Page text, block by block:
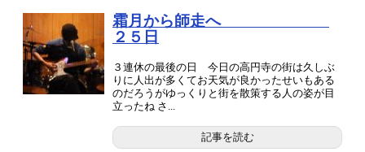
霜月から師走へ
２５日
３連休の最後の日 今日の高円寺の街は久しぶ
りに人出が多くてお天気が良かったせいもある
のだろうがゆっくりと街を散策する人の姿が目
立ったね さ...
記事を読む